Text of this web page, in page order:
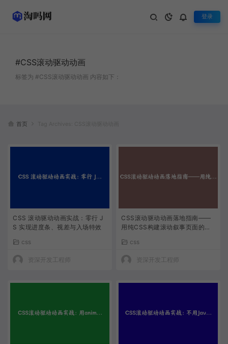
登录
#CSS滚动驱动动画
标签为 #CSS滚动驱动动画 内容如下：
首页
CSS 滚动驱动动画实战：零行 J
S 实现进度条、视差与入场特效
css
资深开发工程师
CSS滚动驱动动画落地指南——
用纯CSS构建滚动叙事页面的完
css
资深开发工程师